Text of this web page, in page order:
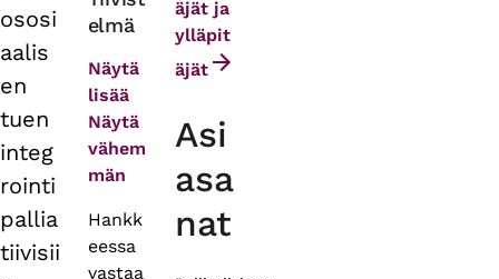
tabs
ososi
aalis
en
tuen
integ
rointi
pallia
tiivisii
elmä
Näytä
lisää
Näytä
vähem
män
Hankk
eessa
vastaa
äjät ja
ylläpit
äjät
Asi
asa
nat